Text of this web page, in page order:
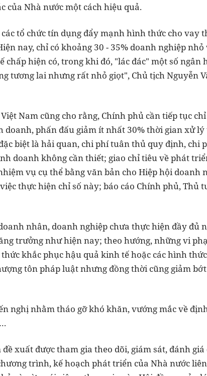
của Nhà nước một cách hiệu quả.
tổ chức tín dụng đẩy mạnh hình thức cho vay
nay, chỉ có khoảng 30 - 35% doanh nghiệp nhỏ
hiện có, trong khi đó, "lác đác" một số ngân
tương lai nhưng rất nhỏ giọt", Chủ tịch Nguyễn
Nam cũng cho rằng, Chính phủ cần tiếp tục
doanh, phấn đấu giảm ít nhất 30% thời gian xử
biệt là hải quan, chi phí tuân thủ quy định, chi
doanh không cần thiết; giao chỉ tiêu về phát
vụ cụ thể bằng văn bản cho Hiệp hội doanh
thực hiện chỉ số này; báo cáo Chính phủ, Thủ
nhân, doanh nghiệp chưa thực hiện đầy đủ
trưởng như hiện nay; theo hướng, những vi
khắc phục hậu quả kinh tế hoặc các hình
tôn pháp luật nhưng đồng thời cũng giảm
nghị nhằm tháo gỡ khó khăn, vướng mắc về
xuất được tham gia theo dõi, giám sát, đánh giá
trình, kế hoạch phát triển của Nhà nước